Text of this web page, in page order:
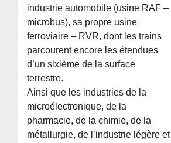
industrie automobile (usine RAF –
microbus), sa propre usine
ferroviaire – RVR, dont les trains
parcourent encore les étendues
d’un sixième de la surface
terrestre.
Ainsi que les industries de la
microélectronique, de la
pharmacie, de la chimie, de la
métallurgie, de l’industrie légère et